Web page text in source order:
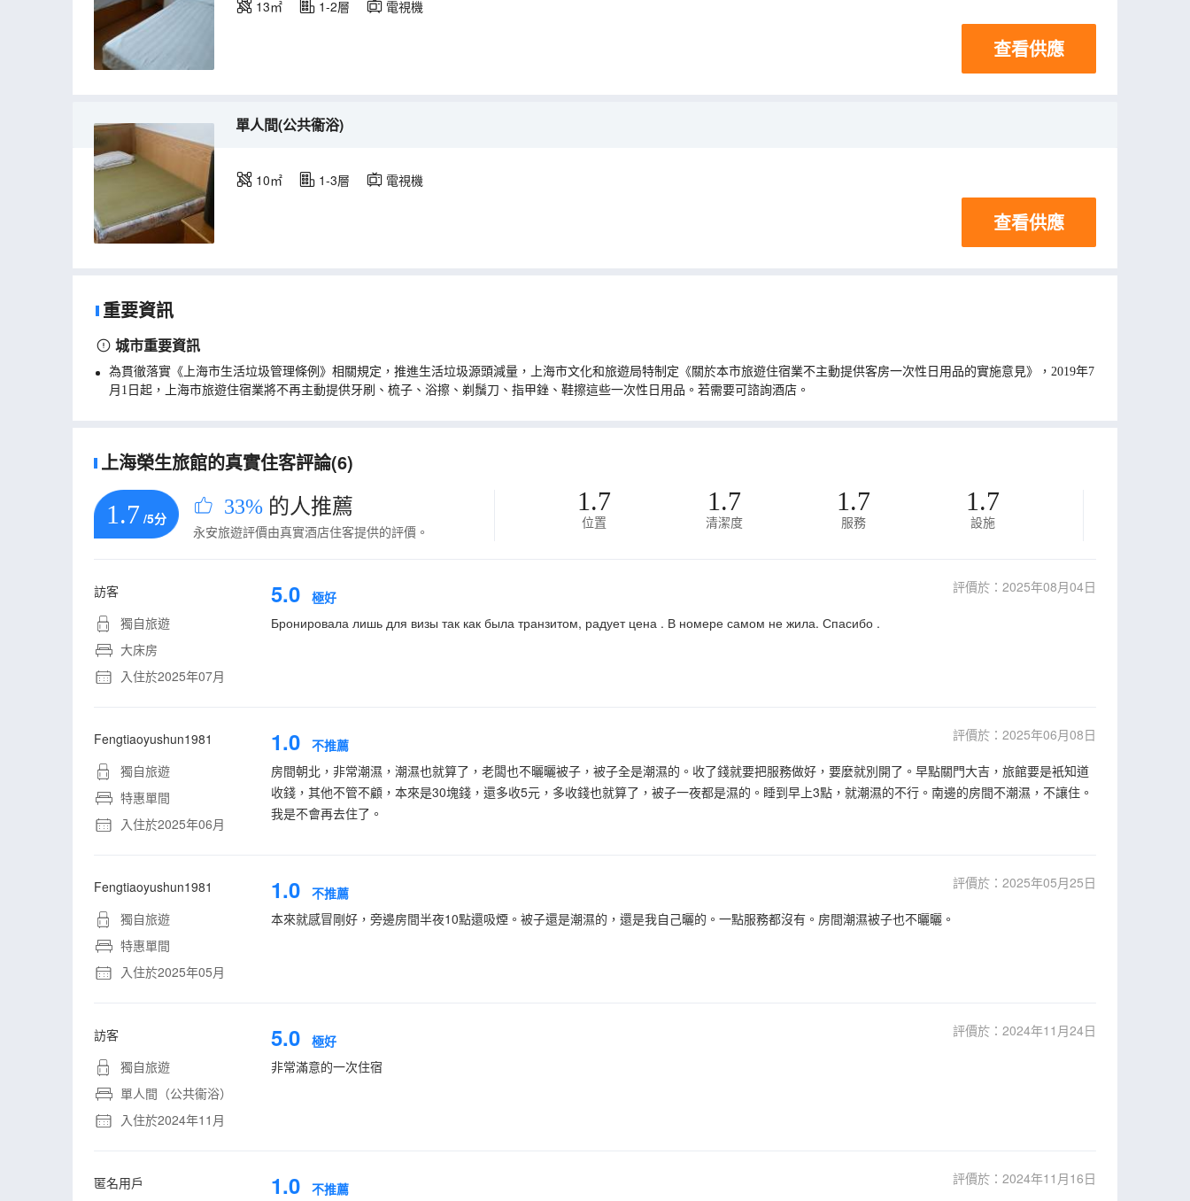
13㎡ 1-2層 電視機
查看供應
單人間(公共衞浴)
10㎡ 1-3層 電視機
查看供應
重要資訊
城市重要資訊
為貫徹落實《上海市生活垃圾管理條例》相關規定，推進生活垃圾源頭減量，上海市文化和旅遊局特制定《關於本市旅遊住宿業不主動提供客房一次性日用品的實施意見》，2019年7
月1日起，上海市旅遊住宿業將不再主動提供牙刷、梳子、浴擦、剃鬚刀、指甲銼、鞋擦這些一次性日用品。若需要可諮詢酒店。
上海榮生旅館的真實住客評論(6)
1.7 /5分 33% 的人推薦
永安旅遊評價由真實酒店住客提供的評價。
1.7
位置
1.7
清潔度
1.7
服務
1.7
設施
訪客
獨自旅遊
大床房
入住於2025年07月
5.0 極好
評價於：2025年08月04日
Бронировала лишь для визы так как была транзитом, радует цена . В номере самом не жила. Спасибо .
Fengtiaoyushun1981
獨自旅遊
特惠單間
入住於2025年06月
1.0 不推薦
評價於：2025年06月08日
房間朝北，非常潮濕，潮濕也就算了，老闆也不曬曬被子，被子全是潮濕的。收了錢就要把服務做好，要麼就別開了。早點關門大吉，旅館要是衹知道
收錢，其他不管不顧，本來是30塊錢，還多收5元，多收錢也就算了，被子一夜都是濕的。睡到早上3點，就潮濕的不行。南邊的房間不潮濕，不讓住。
我是不會再去住了。
Fengtiaoyushun1981
獨自旅遊
特惠單間
入住於2025年05月
1.0 不推薦
評價於：2025年05月25日
本來就感冒剛好，旁邊房間半夜10點還吸煙。被子還是潮濕的，還是我自己曬的。一點服務都沒有。房間潮濕被子也不曬曬。
訪客
獨自旅遊
單人間（公共衞浴）
入住於2024年11月
5.0 極好
評價於：2024年11月24日
非常滿意的一次住宿
匿名用戶
1.0 不推薦
評價於：2024年11月16日